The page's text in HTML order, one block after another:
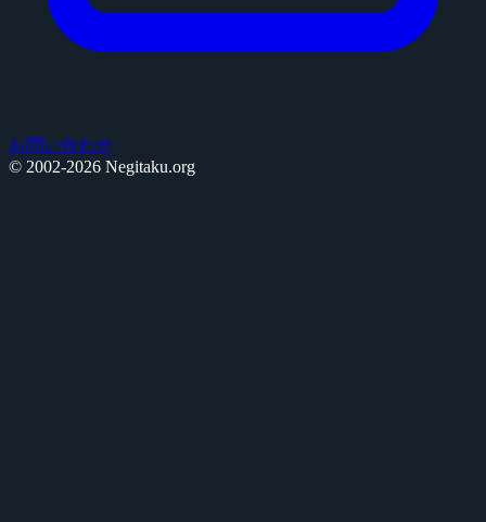
お問い合わせ
© 2002-2026 Negitaku.org